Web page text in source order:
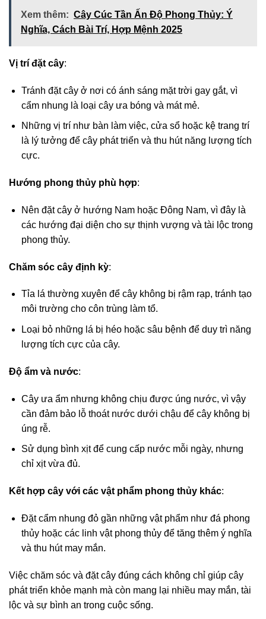
Xem thêm: Cây Cúc Tần Ấn Độ Phong Thủy: Ý
Nghĩa, Cách Bài Trí, Hợp Mệnh 2025
Vị trí đặt cây:
Tránh đặt cây ở nơi có ánh sáng mặt trời gay gắt, vì
cẩm nhung là loại cây ưa bóng và mát mẻ.
Những vị trí như bàn làm việc, cửa sổ hoặc kệ trang trí
là lý tưởng để cây phát triển và thu hút năng lượng tích
cực.
Hướng phong thủy phù hợp:
Nên đặt cây ở hướng Nam hoặc Đông Nam, vì đây là
các hướng đại diện cho sự thịnh vượng và tài lộc trong
phong thủy.
Chăm sóc cây định kỳ:
Tỉa lá thường xuyên để cây không bị rậm rạp, tránh tạo
môi trường cho côn trùng làm tổ.
Loại bỏ những lá bị héo hoặc sâu bệnh để duy trì năng
lượng tích cực của cây.
Độ ẩm và nước:
Cây ưa ẩm nhưng không chịu được úng nước, vì vậy
cần đảm bảo lỗ thoát nước dưới chậu để cây không bị
úng rễ.
Sử dụng bình xịt để cung cấp nước mỗi ngày, nhưng
chỉ xịt vừa đủ.
Kết hợp cây với các vật phẩm phong thủy khác:
Đặt cẩm nhung đỏ gần những vật phẩm như đá phong
thủy hoặc các linh vật phong thủy để tăng thêm ý nghĩa
và thu hút may mắn.
Việc chăm sóc và đặt cây đúng cách không chỉ giúp cây
phát triển khỏe mạnh mà còn mang lại nhiều may mắn, tài
lộc và sự bình an trong cuộc sống.